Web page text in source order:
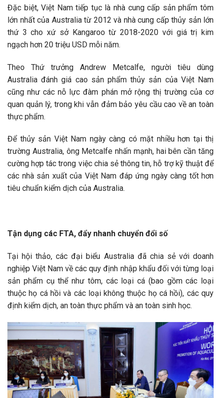
Đặc biệt, Việt Nam tiếp tục là nhà cung cấp sản phẩm tôm
lớn nhất của Australia từ 2012 và nhà cung cấp thủy sản lớn
thứ 3 cho xứ sở Kangaroo từ 2018-2020 với giá trị kim
ngạch hơn 20 triệu USD mỗi năm.
Theo Thứ trưởng Andrew Metcalfe, người tiêu dùng
Australia đánh giá cao sản phẩm thủy sản của Việt Nam
cũng như các nỗ lực đàm phán mở rộng thị trường của cơ
quan quản lý, trong khi vẫn đảm bảo yêu cầu cao về an toàn
thực phẩm.
Để thủy sản Việt Nam ngày càng có mặt nhiều hơn tại thị
trường Australia, ông Metcalfe nhấn mạnh, hai bên cần tăng
cường hợp tác trong việc chia sẻ thông tin, hỗ trợ kỹ thuật để
các nhà sản xuất của Việt Nam đáp ứng ngày càng tốt hơn
tiêu chuẩn kiểm dịch của Australia.
Tận dụng các FTA, đẩy nhanh chuyển đổi số
Tại hội thảo, các đại biểu Australia đã chia sẻ với doanh
nghiệp Việt Nam về các quy định nhập khẩu đối với từng loại
sản phẩm cụ thể như tôm, các loại cá (bao gồm các loại
thuộc họ cá hồi và các loại không thuộc họ cá hồi), các quy
định kiểm dịch, an toàn thực phẩm và an toàn sinh học.